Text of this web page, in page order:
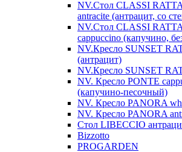
NV.Стол CLASSI
antracite (антрацит, со
NV.Стол CLASSI
cappuccino (капучино,
NV.Кресло SUNSET
(антрацит)
NV.Кресло SUNSET
NV. Кресло PONTE
(капучино-песочный)
NV. Кресло PANORA
NV. Кресло PANORA
Стол LIBECCIO
Bizzotto
PROGARDEN